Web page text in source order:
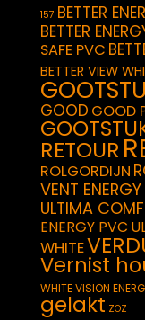
157 BETTER
BETTER
SAFE PVC
BETTER VIEW
GOOD GOOD
RETOUR
ROLGORDIJN
VENT ENERGY
ULTIMA
ENERGY PVC
WHITE
Vernist
WHITEVISION
gelakt ZOZ